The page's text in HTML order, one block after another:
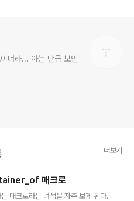
더라... 아는 만큼 보인
더보기
매크로
매크로라는 녀석을 자주 보게 된다.